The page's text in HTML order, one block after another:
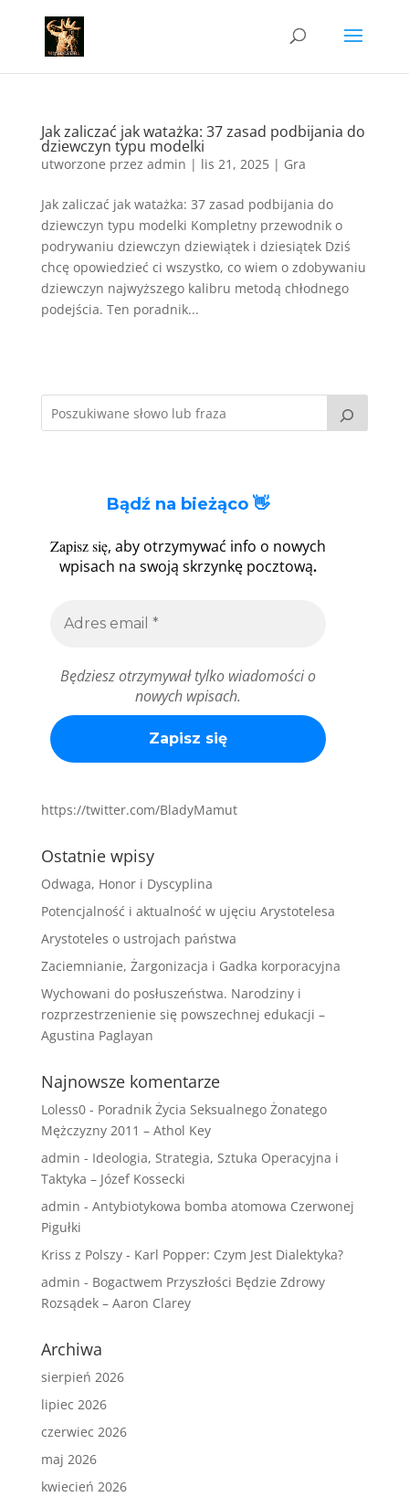
Jak zaliczać jak watażka: 37 zasad podbijania do
dziewczyn typu modelki
utworzone przez admin | lis 21, 2025| Gra
Jak zaliczać jak watażka: 37 zasad podbijania do
dziewczyn typu modelki Kompletny przewodnik o
podrywaniu dziewczyn dziewiątek i dziesiątek Dziś
chcę opowiedzieć ci wszystko, co wiem o zdobywaniu
dziewczyn najwyższego kalibru metodą chłodnego
podejścia. Ten poradnik...
Bądź na bieżąco 👋
Zapisz się, aby otrzymywać info o nowych
wpisach na swoją skrzynkę pocztową.
Będziesz otrzymywał tylko wiadomości o
nowych wpisach.
https://twitter.com/BladyMamut
Ostatnie wpisy
Odwaga, Honor i Dyscyplina
Potencjalność i aktualność w ujęciu Arystotelesa
Arystoteles o ustrojach państwa
Zaciemnianie, Żargonizacja i Gadka korporacyjna
Wychowani do posłuszeństwa. Narodziny i
rozprzestrzenienie się powszechnej edukacji –
Agustina Paglayan
Najnowsze komentarze
Loless0- Poradnik Życia Seksualnego Żonatego
Mężczyzny 2011 – Athol Key
admin - Ideologia, Strategia, Sztuka Operacyjna i
Taktyka – Józef Kossecki
admin - Antybiotykowa bomba atomowa Czerwonej
Pigułki
Kriss z Polszy- Karl Popper: Czym Jest Dialektyka?
admin - Bogactwem Przyszłości Będzie Zdrowy
Rozsądek – Aaron Clarey
Archiwa
sierpień 2026
lipiec 2026
czerwiec 2026
maj 2026
kwiecień 2026